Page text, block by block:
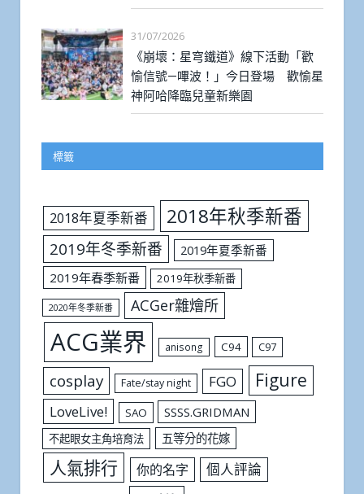
31/07/2026
《崩壞：星穹鐵道》線下活動「歡
愉信號—嗶波！」今日登場 歡愉星
神阿哈降臨兒童新樂園
標籤
2018年夏季新番 2018年秋季新番
2019年冬季新番
2019年夏季新番
2019年春季新番
2019年秋季新番
2020年冬季新番 ACGer雜燴所
ACG業界 anisong C94 C97
cosplay Fate/stay night FGO Figure
LoveLive! SAO SSSS.GRIDMAN
不起眼女主角培育法 五等分的花嫁
人氣排行 你的名字 個人評論